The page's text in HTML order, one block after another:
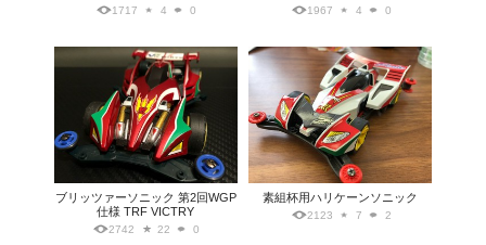
1717 4 0 1967 4 0
ブリッツァーソニック 第2回WGP
仕様 TRF VICTRY
2742 22 0
素組杯用ハリケーンソニック
2123 7 2